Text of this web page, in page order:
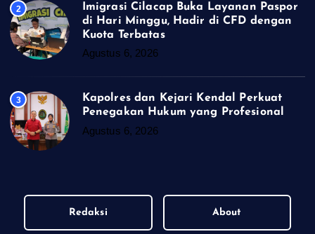
2
Imigrasi Cilacap Buka Layanan Paspor
di Hari Minggu, Hadir di CFD dengan
Kuota Terbatas
Agustus 6, 2026
3
Kapolres dan Kejari Kendal Perkuat
Penegakan Hukum yang Profesional
Agustus 6, 2026
Redaksi About